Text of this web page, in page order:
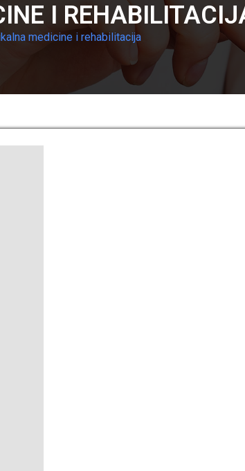
I
medicine i rehabilitacija